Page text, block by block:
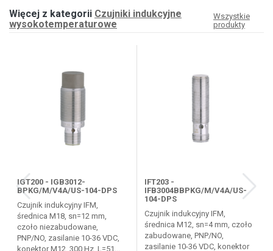
Więcej z kategorii Czujniki indukcyjne
wysokotemperaturowe
Wszystkie
produkty
IGT200 - IGB3012-
BPKG/M/V4A/US-104-DPS
Czujnik indukcyjny IFM,
średnica M18, sn=12 mm,
czoło niezabudowane,
PNP/NO, zasilanie 10-36 VDC,
konektor M12, 300 Hz, L=51...
IFT203 -
IFB3004BBPKG/M/V4A/US-
104-DPS
Czujnik indukcyjny IFM,
średnica M12, sn=4 mm, czoło
zabudowane, PNP/NO,
zasilanie 10-36 VDC, konektor